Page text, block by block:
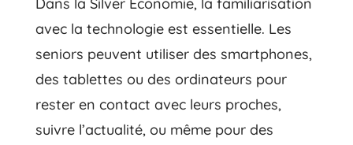
Dans la Silver Economie, la familiarisation
avec la technologie est essentielle. Les
seniors peuvent utiliser des smartphones,
des tablettes ou des ordinateurs pour
rester en contact avec leurs proches,
suivre l’actualité, ou même pour des